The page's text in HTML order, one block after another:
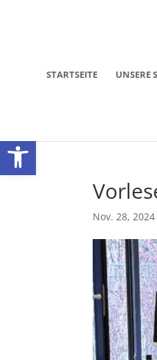
Werkzeugleiste öffnen
STARTSEITE UNSERE
Nov. 28, 2024